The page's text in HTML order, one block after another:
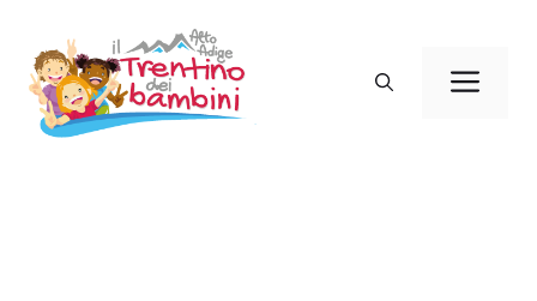
contenuto